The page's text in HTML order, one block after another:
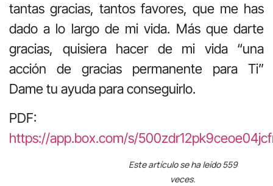
tantas gracias, tantos favores, que me has
dado a lo largo de mi vida. Más que darte
gracias, quisiera hacer de mi vida “una
acción de gracias permanente para Ti”
Dame tu ayuda para conseguirlo.
PDF:
https://app.box.com/s/
Este artículo se ha leído 559
veces.